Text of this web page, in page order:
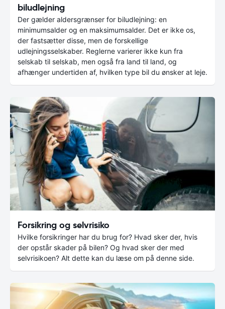
biludlejning
Der gælder aldersgrænser for biludlejning: en
minimumsalder og en maksimumsalder. Det er ikke os,
der fastsætter disse, men de forskellige
udlejningsselskaber. Reglerne varierer ikke kun fra
selskab til selskab, men også fra land til land, og
afhænger undertiden af, hvilken type bil du ønsker at leje.
Forsikring og selvrisiko
Hvilke forsikringer har du brug for? Hvad sker der, hvis
der opstår skader på bilen? Og hvad sker der med
selvrisikoen? Alt dette kan du læse om på denne side.